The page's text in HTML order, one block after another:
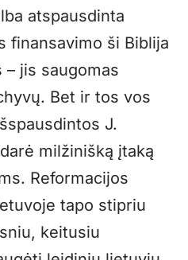
atspausdinta
finansavimo ši Biblija
jis saugomas
Bet ir tos vos
J.
milžinišką įtaką
Reformacijos
tapo stipriu
keitusiu